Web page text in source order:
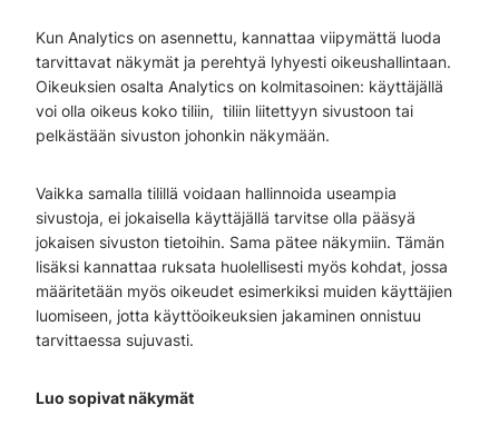
Kun Analytics on asennettu, kannattaa viipymättä luoda
tarvittavat näkymät ja perehtyä lyhyesti oikeushallintaan.
Oikeuksien osalta Analytics on kolmitasoinen: käyttäjällä
voi olla oikeus koko tiliin, tiliin liitettyyn sivustoon tai
pelkästään sivuston johonkin näkymään.
Vaikka samalla tilillä voidaan hallinnoida useampia
sivustoja, ei jokaisella käyttäjällä tarvitse olla pääsyä
jokaisen sivuston tietoihin. Sama pätee näkymiin. Tämän
lisäksi kannattaa ruksata huolellisesti myös kohdat, jossa
määritetään myös oikeudet esimerkiksi muiden käyttäjien
luomiseen, jotta käyttöoikeuksien jakaminen onnistuu
tarvittaessa sujuvasti.
Luo sopivat näkymät